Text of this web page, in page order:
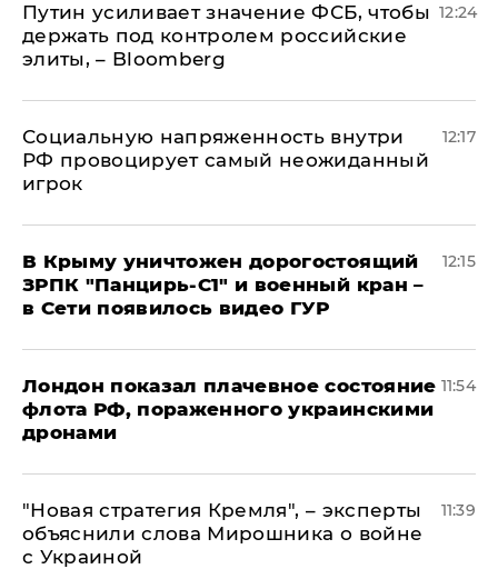
Путин усиливает значение ФСБ, чтобы
держать под контролем российские
элиты, – Bloomberg
12:24
Социальную напряженность внутри
РФ провоцирует самый неожиданный
игрок
12:17
В Крыму уничтожен дорогостоящий
ЗРПК "Панцирь-С1" и военный кран –
в Сети появилось видео ГУР
12:15
Лондон показал плачевное состояние
флота РФ, пораженного украинскими
дронами
11:54
"Новая стратегия Кремля", – эксперты
объяснили слова Мирошника о войне
с Украиной
11:39